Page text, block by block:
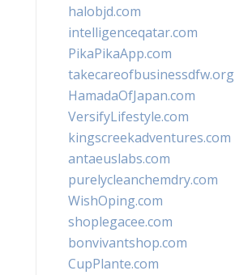
halobjd.com
intelligenceqatar.com
PikaPikaApp.com
takecareofbusinessdfw.org
HamadaOfJapan.com
VersifyLifestyle.com
kingscreekadventures.com
antaeuslabs.com
purelycleanchemdry.com
WishOping.com
shoplegacee.com
bonvivantshop.com
CupPlante.com